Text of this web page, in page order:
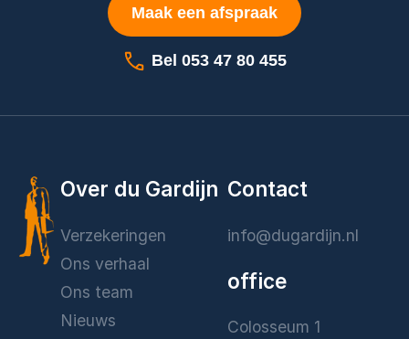
Maak een afspraak
Bel 053 47 80 455
Over du Gardijn
Verzekeringen
Ons verhaal
Ons team
Nieuws
Contact
info@dugardijn.nl
office
Colosseum 1